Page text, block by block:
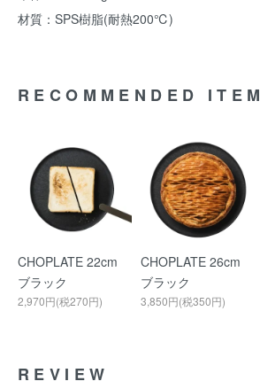
材質：SPS樹脂(耐熱200℃)
RECOMMENDED ITEM
CHOPLATE 22cm
ブラック
2,970円(税270円)
CHOPLATE 26cm
ブラック
3,850円(税350円)
REVIEW